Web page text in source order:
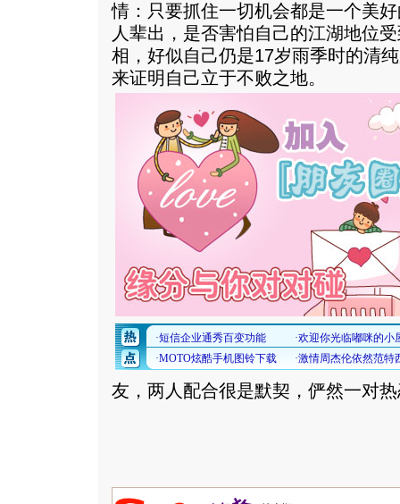
情：只要抓住一切机会都是一个美
人辈出，是否害怕自己的江湖地位
相，好似自己仍是17岁雨季时的清
来证明自己立于不败之地。
友，两人配合很是默契，俨然一对